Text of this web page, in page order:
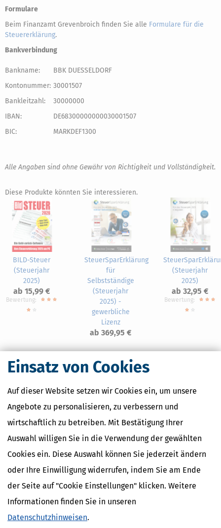
Einsatz von Cookies
Auf dieser Website setzen wir Cookies ein, um unsere
Angebote zu personalisieren, zu verbessern und
wirtschaftlich zu betreiben. Mit Bestätigung Ihrer
Auswahl willigen Sie in die Verwendung der gewählten
Cookies ein. Diese Auswahl können Sie jederzeit ändern
oder Ihre Einwilligung widerrufen, indem Sie am Ende
der Seite auf "Cookie Einstellungen" klicken. Weitere
Informationen finden Sie in unseren
Datenschutzhinweisen.
Formulare
Beim Finanzamt Grevenbroich finden Sie alle Formulare für die
Steuererklärung.
Bankverbindung
Bankname:
BBK DUESSELDORF
Kontonummer: 30001507
Bankleitzahl:
30000000
IBAN:
DE68300000000030001507
BIC:
MARKDEF1300
Alle Angaben sind ohne Gewähr von Richtigkeit und Vollständigkeit.
Diese Produkte könnten Sie interessieren.
BILD-Steuer
(Steuerjahr
2025)
ab 15,99 €
Bewertung:
SteuerSparErklärung
für
Selbstständige
(Steuerjahr
2025) -
gewerbliche
Lizenz
ab 369,95 €
(Steuerjahr
2025)
ab 32,95 €
Bewertung:
Nahe Finanzämter
Finanzamt Erkelenz
Finanzamt Mönchengladbach
Finanzamt Viersen
Finanzamtsuche